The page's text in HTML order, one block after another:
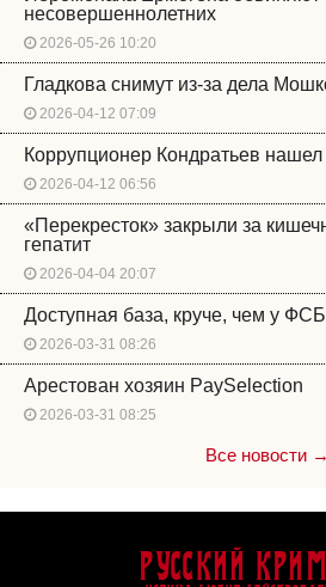
несовершеннолетних
2026-05-26 10:20
Гладкова снимут из-за дела
2026-04-12 07:09
Коррупционер Кондратьев
2026-04-12 06:56
«Перекресток» закрыли за
гепатит
2026-04-04 20:07
Доступная база, круче, чем у ФСБ
2026-03-31 08:26
Арестован хозяин PaySelection
2026-03-31 08:25
Все новости →
Русский